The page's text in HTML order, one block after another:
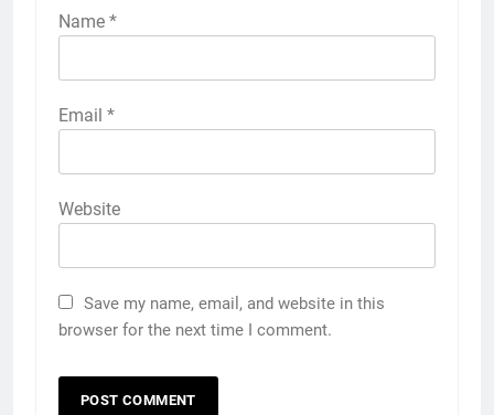
Name *
Email *
Website
Save my name, email, and website in this
browser for the next time I comment.